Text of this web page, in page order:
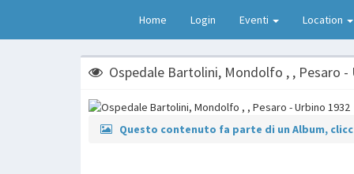
Home Login Eventi Location
Ospedale Bartolini, Mondolfo , , Pesaro -
Questo contenuto fa parte di un Album,